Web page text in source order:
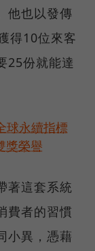
他也以發傳
得10位來客
25份就能達
球永續指標
獎榮譽
著這套系統
費者的習慣
小異，憑藉